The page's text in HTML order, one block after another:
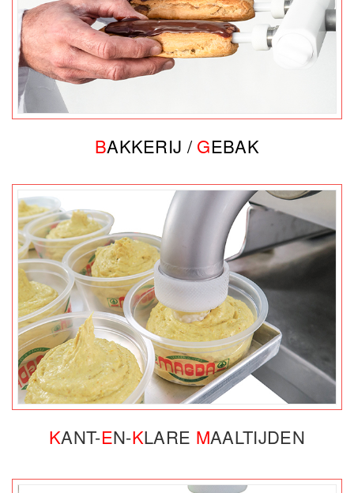
BAKKERIJ / GEBAK
KANT-EN-KLARE MAALTIJDEN